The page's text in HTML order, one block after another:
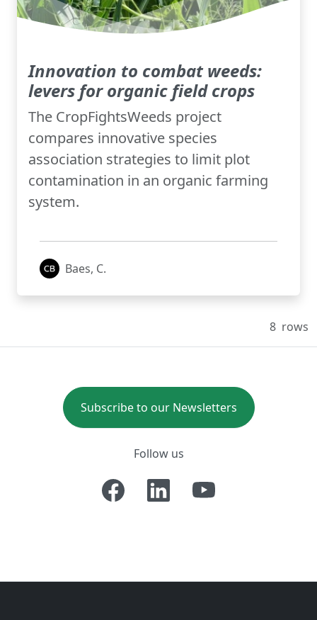
Innovation to combat weeds:
levers for organic field crops
The CropFightsWeeds project
compares innovative species
association strategies to limit plot
contamination in an organic farming
system.
Baes, C.
8 rows
Subscribe to our Newsletters
Follow us